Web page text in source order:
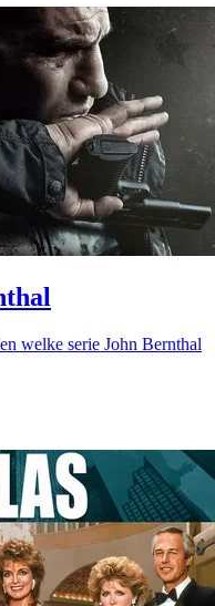
welke serie John Bernthal